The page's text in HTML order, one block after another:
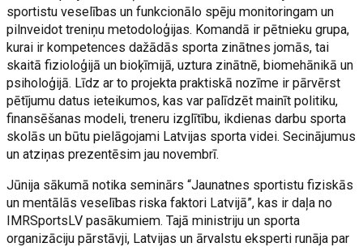
sportistu veselības un funkcionālo spēju monitoringam un
pilnveidot treniņu metodoloģijas. Komandā ir pētnieku grupa,
kurai ir kompetences dažādās sporta zinātnes jomās, tai
skaitā fizioloģijā un bioķīmijā, uztura zinātnē, biomehānikā un
psiholoģijā. Līdz ar to projekta praktiskā nozīme ir pārvērst
pētījumu datus ieteikumos, kas var palīdzēt mainīt politiku,
finansēšanas modeli, treneru izglītību, ikdienas darbu sporta
skolās un būtu pielāgojami Latvijas sporta videi. Secinājumus
un atziņas prezentēsim jau novembrī.
Jūnija sākumā notika seminārs “Jaunatnes sportistu fiziskās
un mentālās veselības riska faktori Latvijā”, kas ir daļa no
IMRSportsLV pasākumiem. Tajā ministriju un sporta
organizāciju pārstāvji, Latvijas un ārvalstu eksperti runāja par